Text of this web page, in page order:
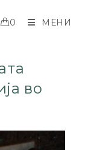
0 МЕНИ
во